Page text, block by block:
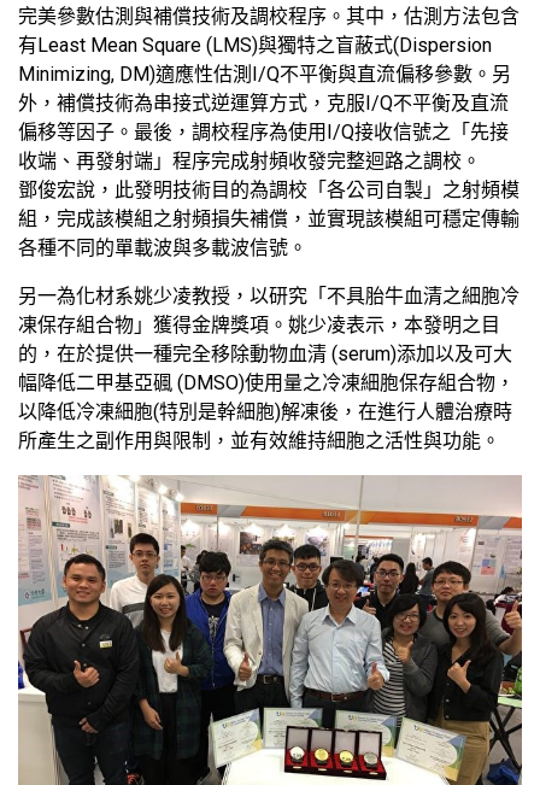
完美參數估測與補償技術及調校程序。其中，估測方法包含
有Least Mean Square (LMS)與獨特之盲蔽式(Dispersion
Minimizing, DM)適應性估測I/Q不平衡與直流偏移參數。另
外，補償技術為串接式逆運算方式，克服I/Q不平衡及直流
偏移等因子。最後，調校程序為使用I/Q接收信號之「先接
收端、再發射端」程序完成射頻收發完整迴路之調校。
鄧俊宏說，此發明技術目的為調校「各公司自製」之射頻模
組，完成該模組之射頻損失補償，並實現該模組可穩定傳輸
各種不同的單載波與多載波信號。
另一為化材系姚少凌教授，以研究「不具胎牛血清之細胞冷
凍保存組合物」獲得金牌獎項。姚少凌表示，本發明之目
的，在於提供一種完全移除動物血清 (serum)添加以及可大
幅降低二甲基亞碸 (DMSO)使用量之冷凍細胞保存組合物，
以降低冷凍細胞(特別是幹細胞)解凍後，在進行人體治療時
所產生之副作用與限制，並有效維持細胞之活性與功能。